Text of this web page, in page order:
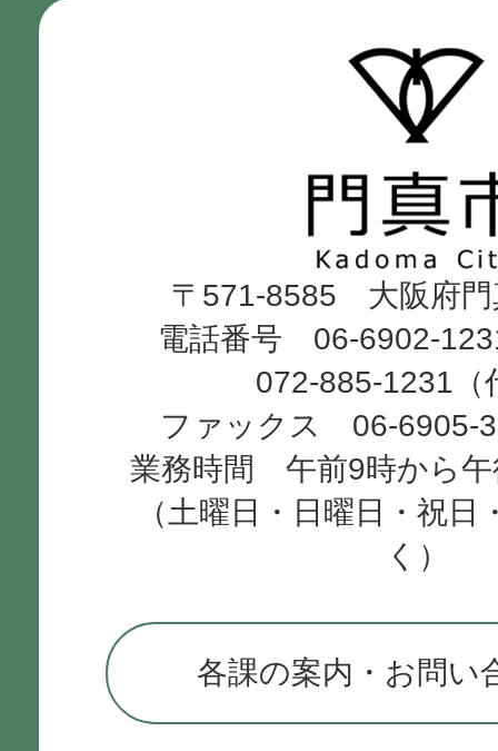
市
Kadoma
City
〒571-8585 大阪府門
電話番号 06-6902-
072-885-1231（
ファックス 06-6905-
業務時間 午前9時から午
（土曜日・日曜日・祝日
く）
各課の案内・お問い